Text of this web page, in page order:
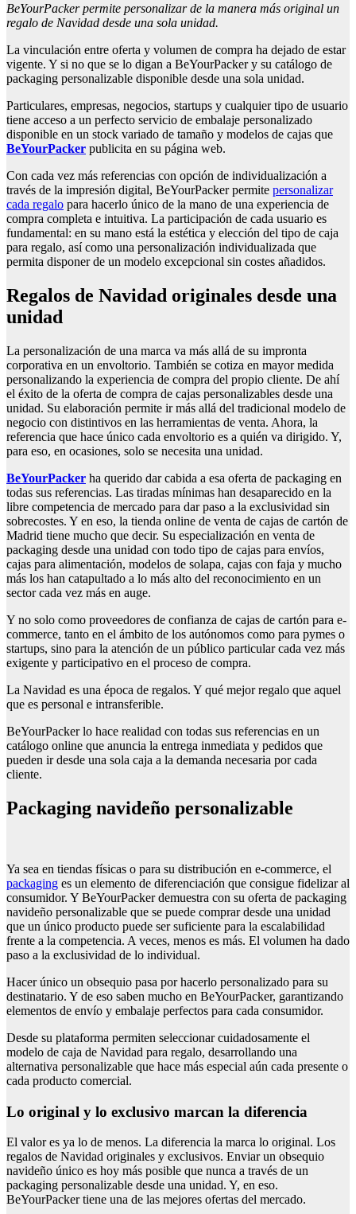
BeYourPacker permite personalizar de la manera más original un
regalo de Navidad desde una sola unidad.
La vinculación entre oferta y volumen de compra ha dejado de estar
vigente. Y si no que se lo digan a BeYourPacker y su catálogo de
packaging personalizable disponible desde una sola unidad.
Particulares, empresas, negocios, startups y cualquier tipo de usuario
tiene acceso a un perfecto servicio de embalaje personalizado
disponible en un stock variado de tamaño y modelos de cajas que
BeYourPacker publicita en su página web.
Con cada vez más referencias con opción de individualización a
través de la impresión digital, BeYourPacker permite personalizar
cada regalo para hacerlo único de la mano de una experiencia de
compra completa e intuitiva. La participación de cada usuario es
fundamental: en su mano está la estética y elección del tipo de caja
para regalo, así como una personalización individualizada que
permita disponer de un modelo excepcional sin costes añadidos.
Regalos de Navidad originales desde una
unidad
La personalización de una marca va más allá de su impronta
corporativa en un envoltorio. También se cotiza en mayor medida
personalizando la experiencia de compra del propio cliente. De ahí
el éxito de la oferta de compra de cajas personalizables desde una
unidad. Su elaboración permite ir más allá del tradicional modelo de
negocio con distintivos en las herramientas de venta. Ahora, la
referencia que hace único cada envoltorio es a quién va dirigido. Y,
para eso, en ocasiones, solo se necesita una unidad.
BeYourPacker ha querido dar cabida a esa oferta de packaging en
todas sus referencias. Las tiradas mínimas han desaparecido en la
libre competencia de mercado para dar paso a la exclusividad sin
sobrecostes. Y en eso, la tienda online de venta de cajas de cartón de
Madrid tiene mucho que decir. Su especialización en venta de
packaging desde una unidad con todo tipo de cajas para envíos,
cajas para alimentación, modelos de solapa, cajas con faja y mucho
más los han catapultado a lo más alto del reconocimiento en un
sector cada vez más en auge.
Y no solo como proveedores de confianza de cajas de cartón para e-
commerce, tanto en el ámbito de los autónomos como para pymes o
startups, sino para la atención de un público particular cada vez más
exigente y participativo en el proceso de compra.
La Navidad es una época de regalos. Y qué mejor regalo que aquel
que es personal e intransferible.
BeYourPacker lo hace realidad con todas sus referencias en un
catálogo online que anuncia la entrega inmediata y pedidos que
pueden ir desde una sola caja a la demanda necesaria por cada
cliente.
Packaging navideño personalizable
Ya sea en tiendas físicas o para su distribución en e-commerce, el
packaging es un elemento de diferenciación que consigue fidelizar al
consumidor. Y BeYourPacker demuestra con su oferta de packaging
navideño personalizable que se puede comprar desde una unidad
que un único producto puede ser suficiente para la escalabilidad
frente a la competencia. A veces, menos es más. El volumen ha dado
paso a la exclusividad de lo individual.
Hacer único un obsequio pasa por hacerlo personalizado para su
destinatario. Y de eso saben mucho en BeYourPacker, garantizando
elementos de envío y embalaje perfectos para cada consumidor.
Desde su plataforma permiten seleccionar cuidadosamente el
modelo de caja de Navidad para regalo, desarrollando una
alternativa personalizable que hace más especial aún cada presente o
cada producto comercial.
Lo original y lo exclusivo marcan la diferencia
El valor es ya lo de menos. La diferencia la marca lo original. Los
regalos de Navidad originales y exclusivos. Enviar un obsequio
navideño único es hoy más posible que nunca a través de un
packaging personalizable desde una unidad. Y, en eso.
BeYourPacker tiene una de las mejores ofertas del mercado.